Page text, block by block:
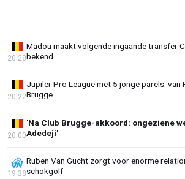
Madou maakt volgende ingaande transfer
bekend
20:28
Jupiler Pro League met 5 jonge parels: van
Brugge
20:22
'Na Club Brugge-akkoord: ongeziene
Adedeji'
20:00
Ruben Van Gucht zorgt voor enorme
schokgolf
19:38